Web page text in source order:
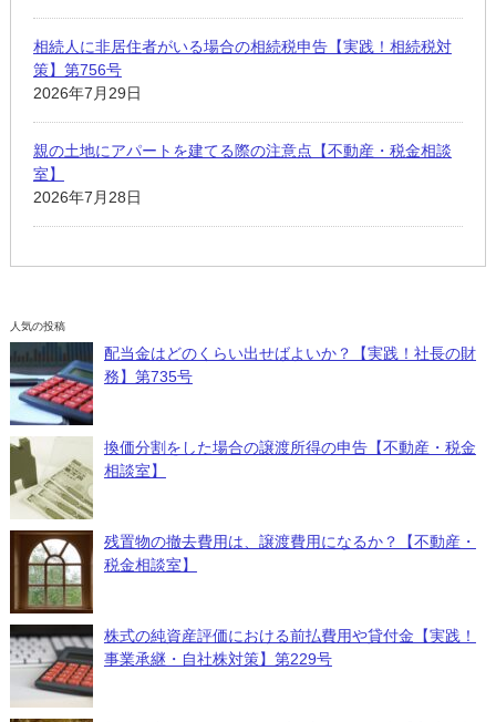
相続人に非居住者がいる場合の相続税申告【実践！相続税対
策】第756号
2026年7月29日
親の土地にアパートを建てる際の注意点【不動産・税金相談
室】
2026年7月28日
人気の投稿
配当金はどのくらい出せばよいか？【実践！社長の財
務】第735号
換価分割をした場合の譲渡所得の申告【不動産・税金
相談室】
残置物の撤去費用は、譲渡費用になるか？【不動産・
税金相談室】
株式の純資産評価における前払費用や貸付金【実践！
事業承継・自社株対策】第229号